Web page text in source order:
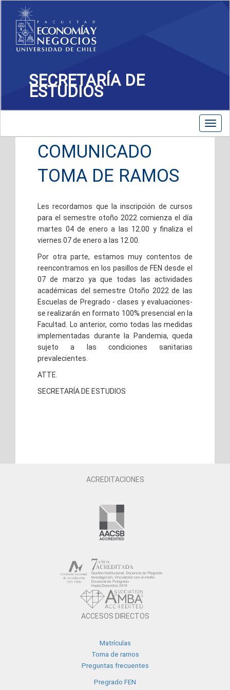
SECRETARÍA DE
ESTUDIOS
COMUNICADO
TOMA DE RAMOS
Les recordamos que la inscripción de cursos
para el semestre otoño 2022 comienza el día
martes 04 de enero a las 12.00 y finaliza el
viernes 07 de enero a las 12.00.
Por otra parte, estamos muy contentos de
reencontramos en los pasillos de FEN desde el
07 de marzo ya que todas las actividades
académicas del semestre Otoño 2022 de las
Escuelas de Pregrado - clases y evaluaciones-
se realizarán en formato 100% presencial en la
Facultad. Lo anterior, como todas las medidas
implementadas durante la Pandemia, queda
sujeto a las condiciones sanitarias
prevalecientes.
ATTE.
SECRETARÍA DE ESTUDIOS
ACREDITACIONES
ACCESOS DIRECTOS
Matrículas
Toma de ramos
Preguntas frecuentes
Pregrado FEN